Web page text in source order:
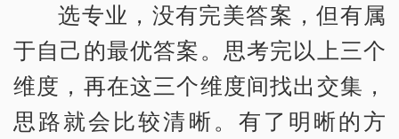
选专业，没有完美答案，但有属
于自己的最优答案。思考完以上三个
维度，再在这三个维度间找出交集，
思路就会比较清晰。有了明晰的方